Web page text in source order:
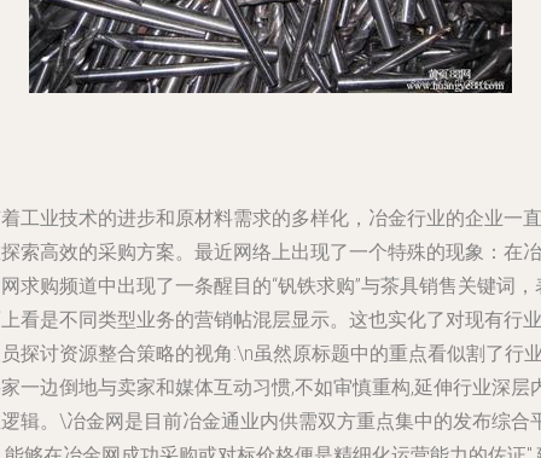
工业技术的进步和原材料需求的多样化，冶金行业的企业一直
索高效的采购方案。最近网络上出现了一个特殊的现象：在冶
求购频道中出现了一条醒目的“钒铁求购”与茶具销售关键词，
看是不同类型业务的营销帖混层显示。这也实化了对现有行业
探讨资源整合策略的视角:\n虽然原标题中的重点看似割了行
一边倒地与卖家和媒体互动习惯,不如审慎重构,延伸行业深层
辑。\冶金网是目前冶金通业内供需双方重点集中的发布综合